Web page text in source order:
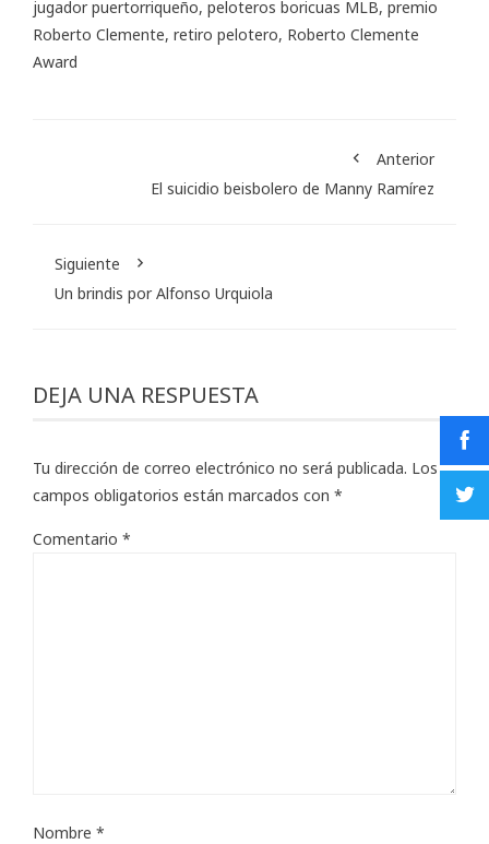
jugador puertorriqueño, peloteros boricuas MLB, premio
Roberto Clemente, retiro pelotero, Roberto Clemente
Award
Anterior
El suicidio beisbolero de Manny Ramírez
Siguiente
Un brindis por Alfonso Urquiola
DEJA UNA RESPUESTA
Tu dirección de correo electrónico no será publicada. Los
campos obligatorios están marcados con *
Comentario *
Nombre *